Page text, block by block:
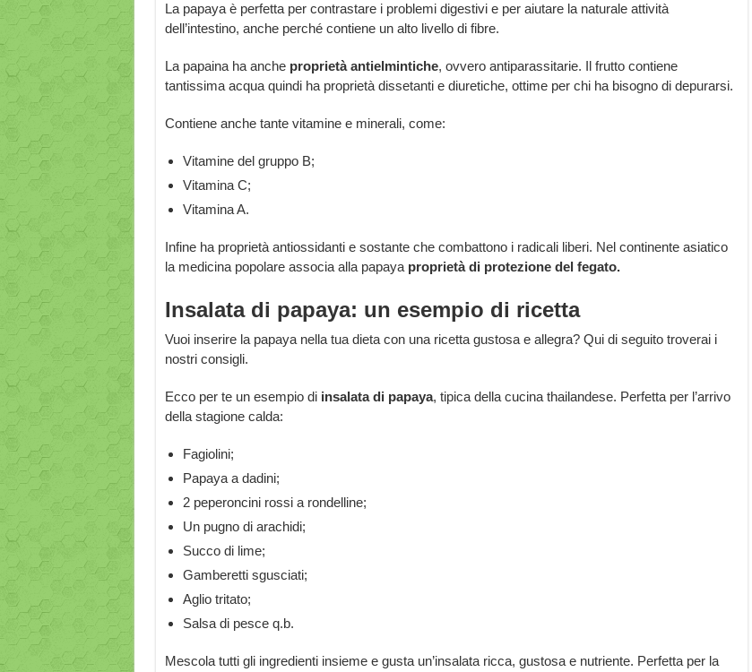
La papaya è perfetta per contrastare i problemi digestivi e per aiutare la naturale attività
dell’intestino, anche perché contiene un alto livello di fibre.
La papaina ha anche proprietà antielmintiche, ovvero antiparassitarie. Il frutto contiene
tantissima acqua quindi ha proprietà dissetanti e diuretiche, ottime per chi ha bisogno di depurarsi.
Contiene anche tante vitamine e minerali, come:
Vitamine del gruppo B;
Vitamina C;
Vitamina A.
Infine ha proprietà antiossidanti e sostante che combattono i radicali liberi. Nel continente asiatico
la medicina popolare associa alla papaya proprietà di protezione del fegato.
Insalata di papaya: un esempio di ricetta
Vuoi inserire la papaya nella tua dieta con una ricetta gustosa e allegra? Qui di seguito troverai i
nostri consigli.
Ecco per te un esempio di insalata di papaya, tipica della cucina thailandese. Perfetta per l’arrivo
della stagione calda:
Fagiolini;
Papaya a dadini;
2 peperoncini rossi a rondelline;
Un pugno di arachidi;
Succo di lime;
Gamberetti sgusciati;
Aglio tritato;
Salsa di pesce q.b.
Mescola tutti gli ingredienti insieme e gusta un’insalata ricca, gustosa e nutriente. Perfetta per la